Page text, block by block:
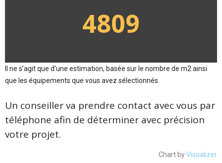
4809
Il ne s'agit que d'une estimation, basée sur le nombre de m2 ainsi
que les équipements que vous avez sélectionnés.
Un conseiller va prendre contact avec vous par
téléphone afin de déterminer avec précision
votre projet.
Chart byVisualizer